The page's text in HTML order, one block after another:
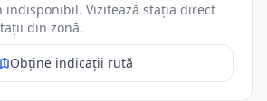
indisponibil. Vizitează stația direct
din zonă.
Obține indicații rută